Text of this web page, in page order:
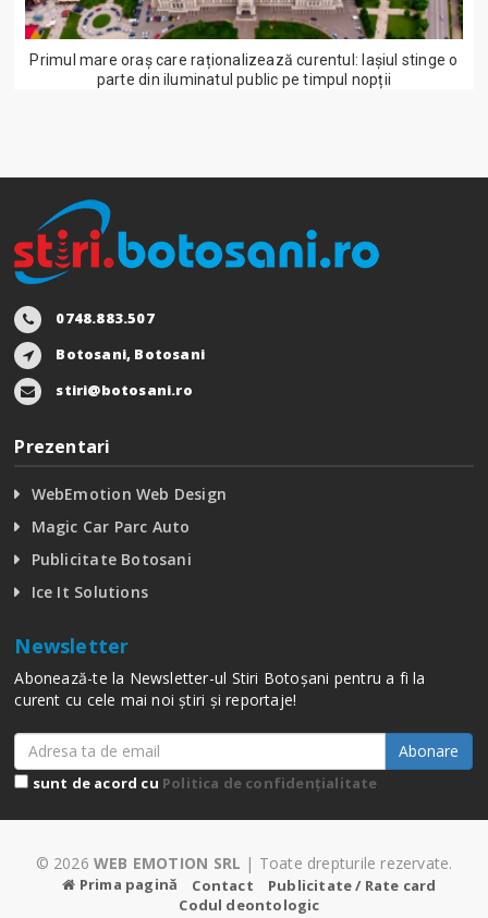
Primul mare oraș care raționalizează curentul: Iașiul stinge o
parte din iluminatul public pe timpul nopții
0748.883.507
Botosani, Botosani
stiri@botosani.ro
Prezentari
WebEmotion Web Design
Magic Car Parc Auto
Publicitate Botosani
Ice It Solutions
Newsletter
Abonează-te la Newsletter-ul Stiri Botoșani pentru a fi la
curent cu cele mai noi știri și reportaje!
Abonare
sunt de acord cu Politica de confidențialitate
© 2026 WEB EMOTION SRL | Toate drepturile rezervate.
Prima pagină Contact
Publicitate / Rate card
Codul deontologic